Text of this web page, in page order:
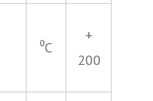
⁰С
+
200